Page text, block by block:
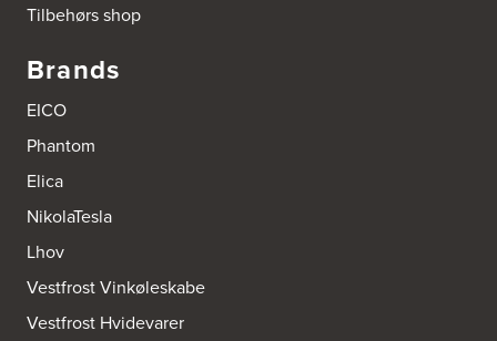
Tilbehørs shop
Brands
EICO
Phantom
Elica
NikolaTesla
Lhov
Vestfrost Vinkøleskabe
Vestfrost Hvidevarer